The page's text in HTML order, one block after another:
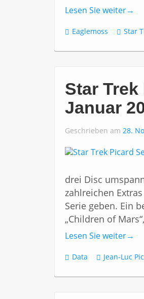
Lesen Sie weiter→
Eaglemoss Star
Star
Januar
Geschrieben am 28.
drei Disc
zahlreichen
Serie geben. Ein
„Children of
Lesen Sie weiter→
Data Jean-Luc